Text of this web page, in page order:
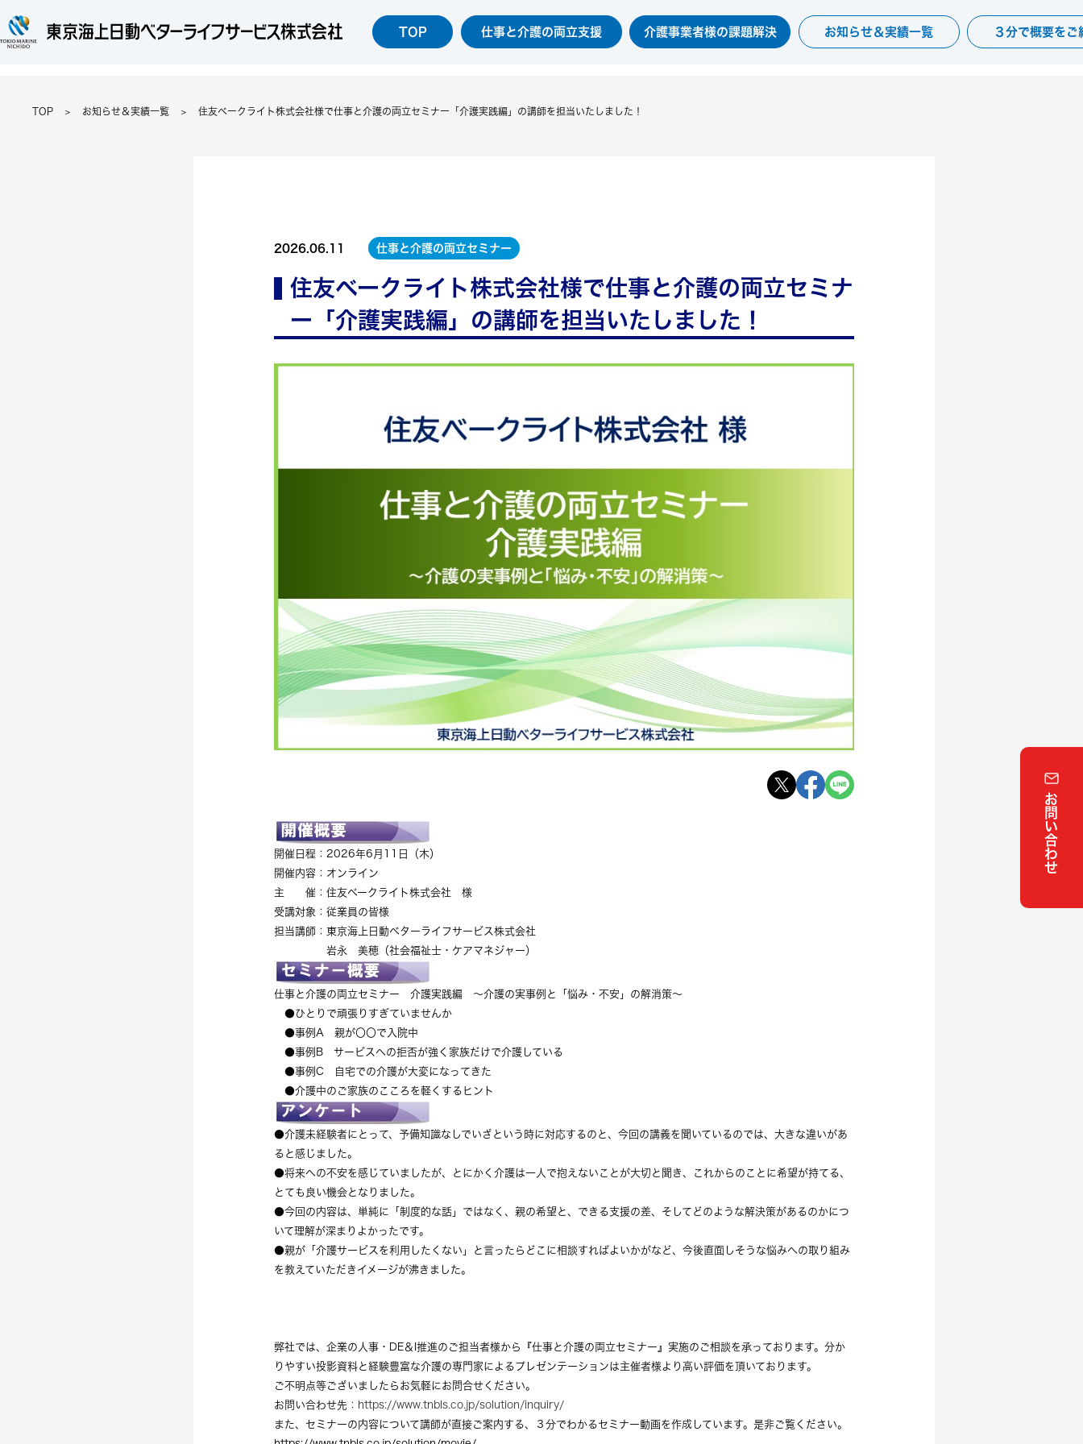
TOP 仕事と介護の両立支援 介護事業者様の課題解決 お知らせ＆実績一覧 ３分で概要をご
お問い合わせ
TOP お知らせ＆実績一覧 住友ベークライト株式会社様で仕事と介護の両立セミナー「介護実践編」の講師を担当いたしました！
2026.06.11 仕事と介護の両立セミナー
住友ベークライト株式会社様で仕事と介護の両立セミナ
ー「介護実践編」の講師を担当いたしました！
開催日程：2026年6月11日（木）
開催内容：オンライン
主 催：住友ベークライト株式会社 様
受講対象：従業員の皆様
担当講師：東京海上日動ベターライフサービス株式会社
岩永 美穂（社会福祉士・ケアマネジャー）
仕事と介護の両立セミナー 介護実践編 ～介護の実事例と「悩み・不安」の解消策～
●ひとりで頑張りすぎていませんか
●事例A 親が〇〇で入院中
●事例B サービスへの拒否が強く家族だけで介護している
●事例C 自宅での介護が大変になってきた
●介護中のご家族のこころを軽くするヒント
●介護未経験者にとって、予備知識なしでいざという時に対応するのと、今回の講義を聞いているのでは、大きな違いがあ
ると感じました。
●将来への不安を感じていましたが、とにかく介護は一人で抱えないことが大切と聞き、これからのことに希望が持てる、
とても良い機会となりました。
●今回の内容は、単純に「制度的な話」ではなく、親の希望と、できる支援の差、そしてどのような解決策があるのかにつ
いて理解が深まりよかったです。
●親が「介護サービスを利用したくない」と言ったらどこに相談すればよいかがなど、今後直面しそうな悩みへの取り組み
を教えていただきイメージが沸きました。
弊社では、企業の人事・DE＆I推進のご担当者様から『仕事と介護の両立セミナー』実施のご相談を承っております。分か
りやすい投影資料と経験豊富な介護の専門家によるプレゼンテーションは主催者様より高い評価を頂いております。
ご不明点等ございましたらお気軽にお問合せください。
お問い合わせ先： https://www.tnbls.co.jp/solution/inquiry/
また、セミナーの内容について講師が直接ご案内する、３分でわかるセミナー動画を作成しています。是非ご覧ください。